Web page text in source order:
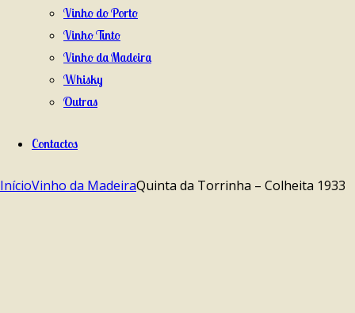
Vinho do Porto
Vinho Tinto
Vinho da Madeira
Whisky
Outras
Contactos
InícioVinho da MadeiraQuinta da Torrinha – Colheita 1933